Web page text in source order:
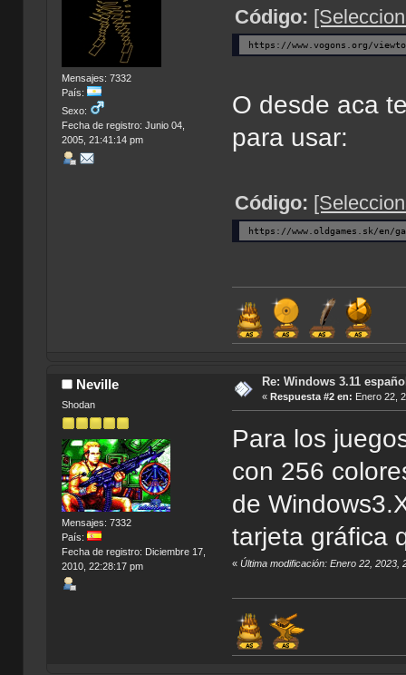
Mensajes: 7332
País:
Sexo:
Fecha de registro: Junio 04,
2005, 21:41:14 pm
Código:
https://www.vogons.org/
O desde aca
para usar:
Código:
https://www.oldgames.sk/en/
Neville
Shodan
Mensajes: 7332
País:
Fecha de registro: Diciembre 17,
2010, 22:28:17 pm
Re: Windows 3.11
« Respuesta #2 en: Enero 22,
Para los
con 256
de
tarjeta gráfica
«Última modificación: Enero 22, 2023,